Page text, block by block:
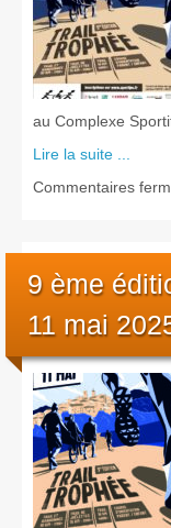
au Complexe
Lire la suite ...
Commentaires
9 ème
11 mai